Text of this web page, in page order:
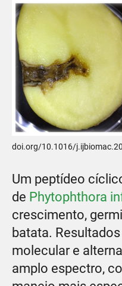
doi.org/10.1016/
Um peptídeo
de Phytophthora
crescimento,
batata.
molecular e
amplo espectro,